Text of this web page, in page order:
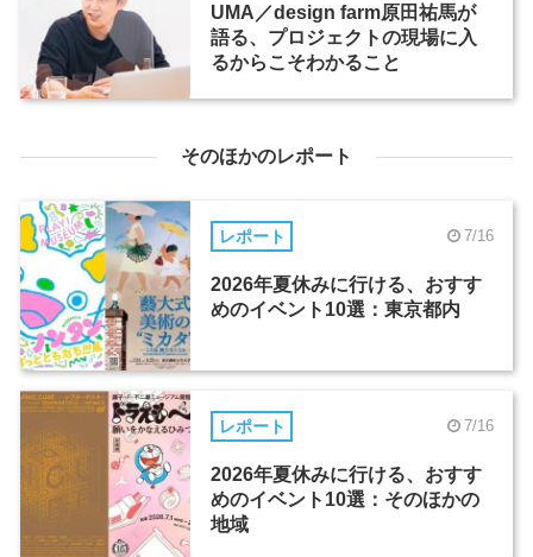
UMA／design farm原田祐馬が
語る、プロジェクトの現場に入
るからこそわかること
そのほかのレポート
レポート 7/16
2026年夏休みに行ける、おすす
めのイベント10選：東京都内
レポート 7/16
2026年夏休みに行ける、おすす
めのイベント10選：そのほかの
地域